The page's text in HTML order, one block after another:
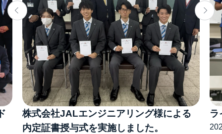
株式会社JALエンジニアリング様による
内定証書授与式を実施しました。
ラ